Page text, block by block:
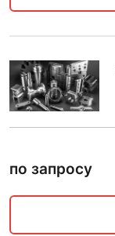
по запросу